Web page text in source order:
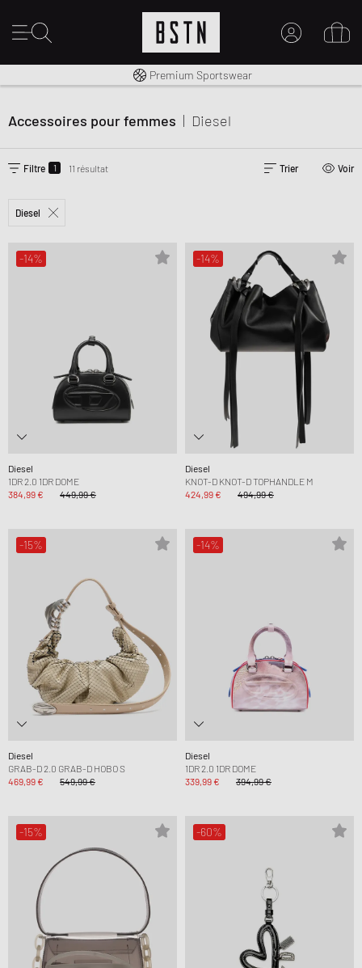
CRÉER UN COMPTE
Livraison gratuite dès 100€
Premium Sportswear
Accessoires pour femmes | Diesel
Filtre 1 11 résultat Trier Voir
Diesel
-14%
Diesel
1DR 2.0 1DR DOME
384,99 €
449,99 €
-14%
Diesel
KNOT-D KNOT-D TOPHANDLE M
424,99 €
494,99 €
-15%
Diesel
GRAB-D 2.0 GRAB-D HOBO S
469,99 €
549,99 €
-14%
Diesel
1DR 2.0 1DR DOME
339,99 €
394,99 €
-15% -60%